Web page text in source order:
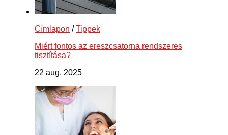
Címlapon /Tippek
Miért fontos az ereszcsatorna rendszeres
tisztítása?
22 aug, 2025